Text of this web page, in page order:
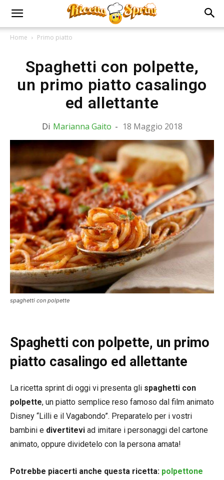
Home Primo piatto
Spaghetti con polpette,
un primo piatto casalingo
ed allettante
Di Marianna Gaito - 18 Maggio 2018
spaghetti con polpette
Spaghetti con polpette, un primo
piatto casalingo ed allettante
La ricetta sprint di oggi vi presenta gli spaghetti con
polpette, un piatto semplice reso famoso dal film animato
Disney “Lilli e il Vagabondo”. Preparatelo per i vostri
bambini e divertitevi ad imitare i personaggi del cartone
animato, oppure dividetelo con la persona amata!
Potrebbe piacerti anche questa ricetta: polpettone